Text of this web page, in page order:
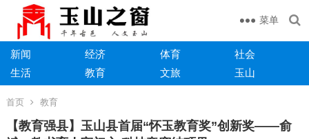
菜单
新闻 经济 体育
社会
生活
教育 文旅 玉山
首页 教育
【教育强县】玉山县首届“怀玉教育奖”创新奖——俞